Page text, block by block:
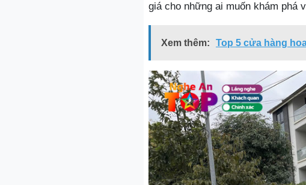
giá cho những ai muốn khám phá
Xem thêm: Top 5 cửa hàng